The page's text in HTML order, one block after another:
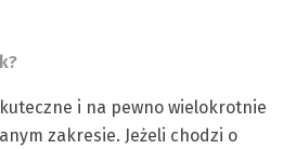
i na pewno wielokrotnie
zakresie. Jeżeli chodzi o